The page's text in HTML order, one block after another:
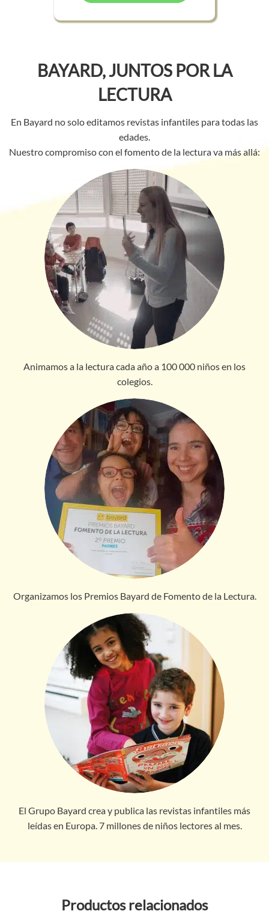
BAYARD, JUNTOS POR LA
LECTURA
En Bayard no solo editamos revistas infantiles para todas las
edades.
Nuestro compromiso con el fomento de la lectura va más allá:
Animamos a la lectura cada año a 100 000 niños en los
colegios.
Organizamos los Premios Bayard de Fomento de la Lectura.
El Grupo Bayard crea y publica las revistas infantiles más
leídas en Europa. 7 millones de niños lectores al mes.
Productos relacionados